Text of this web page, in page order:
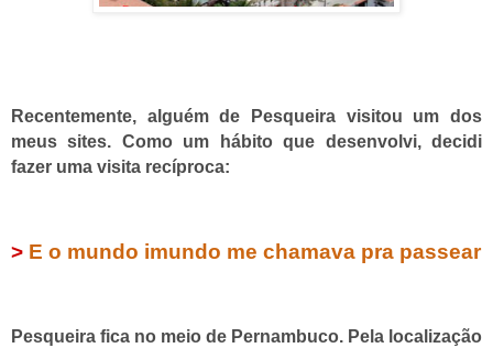
Recentemente, alguém de Pesqueira visitou um dos
meus sites. Como um hábito que desenvolvi, decidi
fazer uma visita recíproca:
> E o mundo imundo me chamava pra passear
Pesqueira fica no meio de Pernambuco. Pela localização